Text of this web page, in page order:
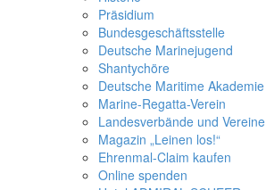
Präsidium
Bundesgeschäftsstelle
Deutsche Marinejugend
Shantychöre
Deutsche Maritime Akademie
Marine-Regatta-Verein
Landesverbände und Vereine
Magazin „Leinen los!“
Ehrenmal-Claim kaufen
Online spenden